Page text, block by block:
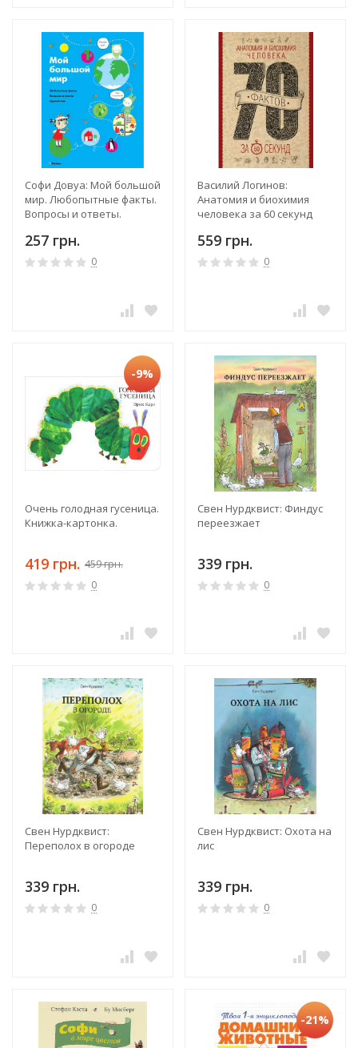
Софи Довуа: Мой большой
мир. Любопытные факты.
Вопросы и ответы.
257 грн.
0
Василий Логинов:
Анатомия и биохимия
человека за 60 секунд
559 грн.
0
-9%
Очень голодная гусеница.
Книжка-картонка.
419 грн. 459 грн.
0
Свен Нурдквист: Финдус
переезжает
339 грн.
0
Свен Нурдквист:
Переполох в огороде
339 грн.
0
Свен Нурдквист: Охота на
лис
339 грн.
0
-21%